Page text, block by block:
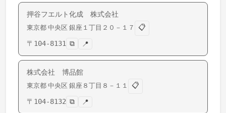
押谷フエルト化成 株式会社
東京都 中央区 銀座 １丁目２０－１７
📋
〒 104-8131 ⧉ 📍
株式会社 博品館
東京都 中央区 銀座 ８丁目８－１１
📋
〒 104-8132 ⧉ 📍